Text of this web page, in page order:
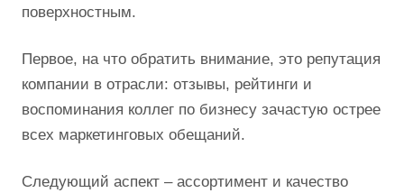
поверхностным.
Первое, на что обратить внимание, это репутация
компании в отрасли: отзывы, рейтинги и
воспоминания коллег по бизнесу зачастую острее
всех маркетинговых обещаний.
Следующий аспект – ассортимент и качество